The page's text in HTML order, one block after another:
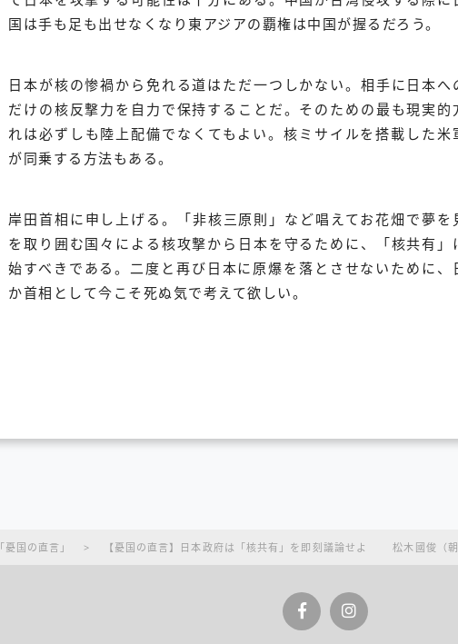
国は手も足も出せなくなり東アジアの覇権は中国が握るだろう。
日本が核の惨禍から免れる道はただ一つしかない。相手に日本
だけの核反撃力を自力で保持することだ。そのための最も現実
れは必ずしも陸上配備でなくてもよい。核ミサイルを搭載した米
が同乗する方法もある。
岸田首相に申し上げる。「非核三原則」など唱えてお花畑で夢を
を取り囲む国々による核攻撃から日本を守るために、「核共有
始すべきである。二度と再び日本に原爆を落とさせないために、
か首相として今こそ死ぬ気で考えて欲しい。
「憂国の直言」 > 【憂国の直言】日本政府は「核共有」を即刻議論せよ 松木國俊（朝